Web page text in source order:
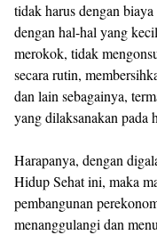
tidak harus dengan
dengan hal-hal yang
merokok, tidak
secara rutin,
dan lain sebagainya,
yang dilaksanakan pada
Harapanya, dengan
Hidup Sehat ini, maka
pembangunan
menanggulangi dan